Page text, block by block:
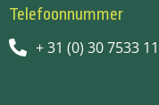
Telefoonnummer
+ 31 (0) 30 7533